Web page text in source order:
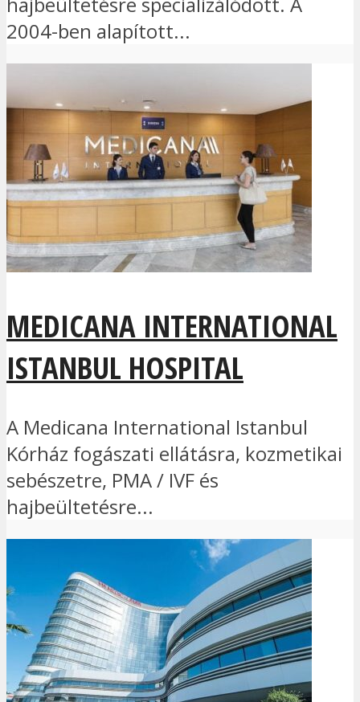
2004-ben alapított...
MEDICANA INTERNATIONAL
ISTANBUL HOSPITAL
A Medicana International Istanbul
Kórház fogászati ellátásra, kozmetikai
sebészetre, PMA / IVF és
hajbeültetésre...